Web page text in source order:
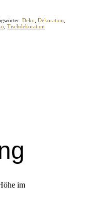
Deko ,Dekoration
,Tischdekoration
im